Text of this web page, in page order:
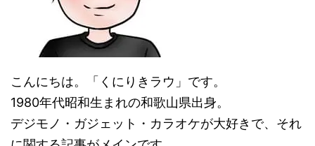
こんにちは。「くにりきラウ」です。
1980年代昭和生まれの和歌山県出身。
デジモノ・ガジェット・カラオケが大好きで、それ